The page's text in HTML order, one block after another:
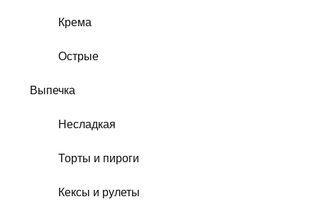
Крема
Острые
Выпечка
Несладкая
Торты и пироги
Кексы и рулеты